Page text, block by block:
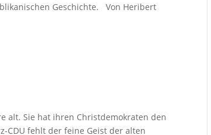
Geschichte. Von Heribert
alt. Sie hat ihren Christdemokraten den
CDU fehlt der feine Geist der alten